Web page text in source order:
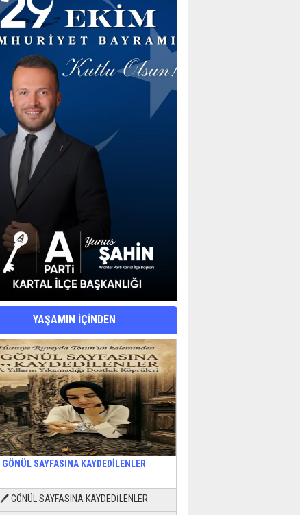
YAŞAMIN İÇİNDEN
GÖNÜL SAYFASINA KAYDEDİLENLER
🖊 GÖNÜL SAYFASINA KAYDEDİLENLER